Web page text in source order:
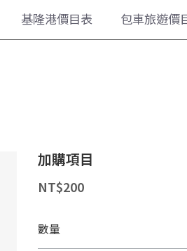
價目表 包車旅遊價目表
加購項目
NT$200
數量